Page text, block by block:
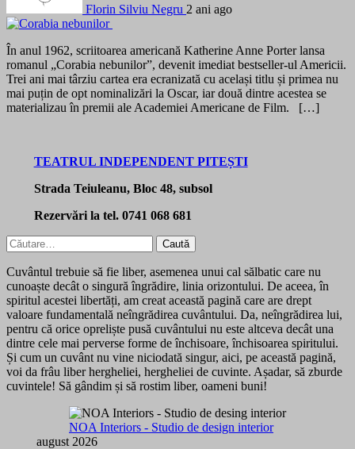
Florin Silviu Negru 2 ani ago
În anul 1962, scriitoarea americană Katherine Anne Porter lansa
romanul „Corabia nebunilor”, devenit imediat bestseller-ul Americii.
Trei ani mai târziu cartea era ecranizată cu același titlu și primea nu
mai puțin de opt nominalizări la Oscar, iar două dintre acestea se
materializau în premii ale Academiei Americane de Film. […]
TEATRUL INDEPENDENT PITEȘTI
Strada Teiuleanu, Bloc 48, subsol
Rezervări la tel. 0741 068 681
Caută
după:
Cuvântul trebuie să fie liber, asemenea unui cal sălbatic care nu
cunoaște decât o singură îngrădire, linia orizontului. De aceea, în
spiritul acestei libertăți, am creat această pagină care are drept
valoare fundamentală neîngrădirea cuvântului. Da, neîngrădirea lui,
pentru că orice opreliște pusă cuvântului nu este altceva decât una
dintre cele mai perverse forme de închisoare, închisoarea spiritului.
Și cum un cuvânt nu vine niciodată singur, aici, pe această pagină,
voi da frâu liber hergheliei, hergheliei de cuvinte. Așadar, să zburde
cuvintele! Să gândim și să rostim liber, oameni buni!
NOA Interiors - Studio de design interior
august 2026